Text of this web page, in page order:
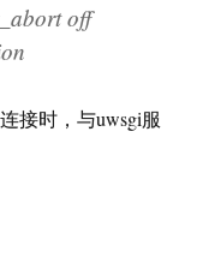
off
接时，与uwsgi服